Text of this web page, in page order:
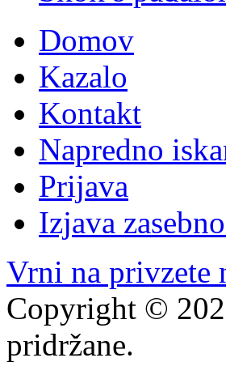
Domov
Kazalo
Kontakt
Napredno
Prijava
Izjava
Vrni na privzete
Copyright ©
pridržane.